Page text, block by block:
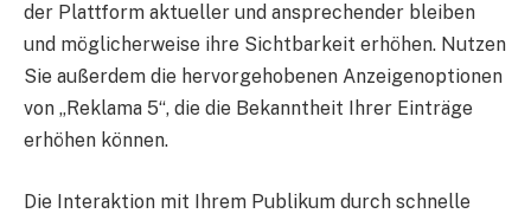
der Plattform aktueller und ansprechender bleiben
und möglicherweise ihre Sichtbarkeit erhöhen. Nutzen
Sie außerdem die hervorgehobenen Anzeigenoptionen
von „Reklama 5“, die die Bekanntheit Ihrer Einträge
erhöhen können.
Die Interaktion mit Ihrem Publikum durch schnelle